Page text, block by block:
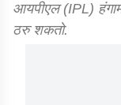
आयपीएल (IPL)
ठरु शकतो.